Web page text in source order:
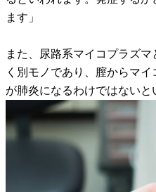
ます」
また、尿路系マイコプラズ
く別モノであり、膣からマ
が肺炎になるわけではないと